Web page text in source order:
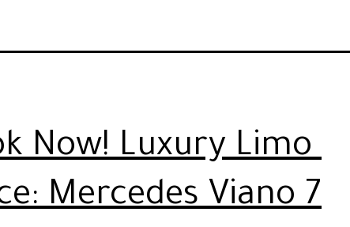
Now! Luxury Limo
Mercedes Viano 7